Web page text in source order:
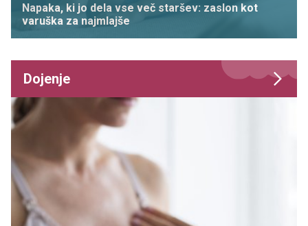
Napaka, ki jo dela vse več staršev: zaslon kot
varuška za najmlajše
Dojenje